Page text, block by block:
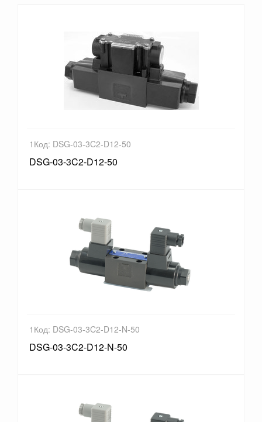
1Код: DSG-03-3C2-D12-50
DSG-03-3C2-D12-50
1Код: DSG-03-3C2-D12-N-50
DSG-03-3C2-D12-N-50